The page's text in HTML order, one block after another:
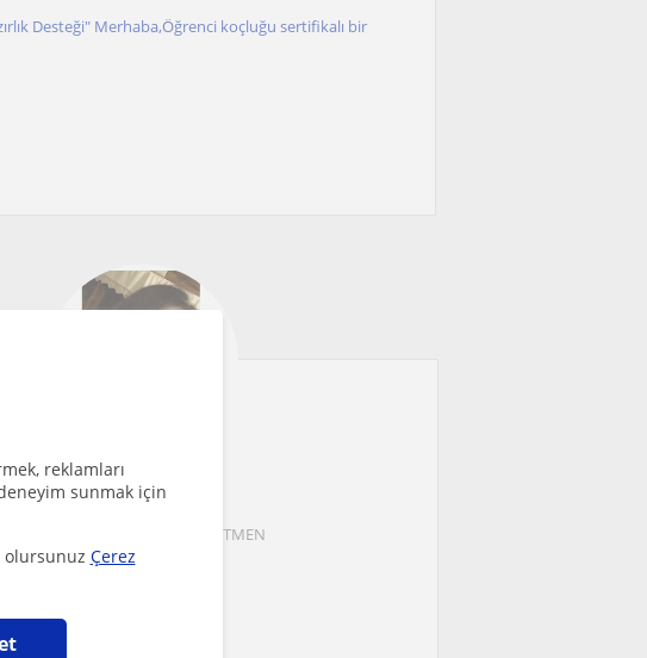
reklamları
sunmak için
olursunuz Çerez
Desteği" Merhaba,Öğrenci koçluğu sertifikalı bir
Beste Cosgun
deneyim ile ÖĞRETMEN
iletişim bilgileri